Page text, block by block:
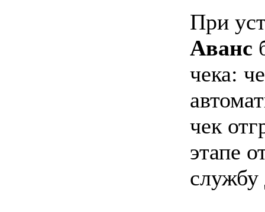
При
Аванс
чека:
чек
этапе